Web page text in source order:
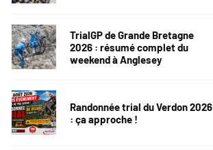
TrialGP de Grande Bretagne
2026 : résumé complet du
weekend à Anglesey
Randonnée trial du Verdon 2026
: ça approche !